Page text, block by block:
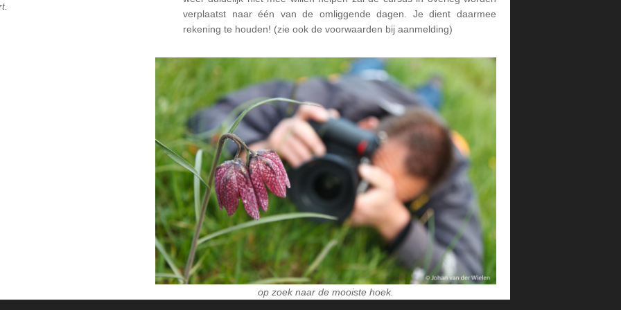
verplaatst naar één van de omliggende dagen. Je dient daarmee
rekening te houden! (zie ook de voorwaarden bij aanmelding)
op zoek naar de mooiste hoek.